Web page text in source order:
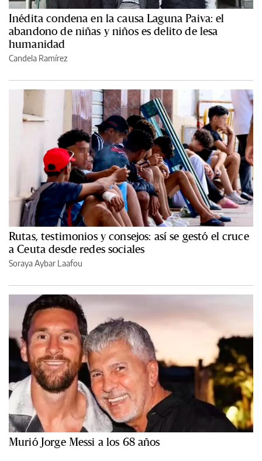
Inédita condena en la causa Laguna Paiva: el
abandono de niñas y niños es delito de lesa
humanidad
Candela Ramírez
Rutas, testimonios y consejos: así se gestó el cruce
a Ceuta desde redes sociales
Soraya Aybar Laafou
Murió Jorge Messi a los 68 años